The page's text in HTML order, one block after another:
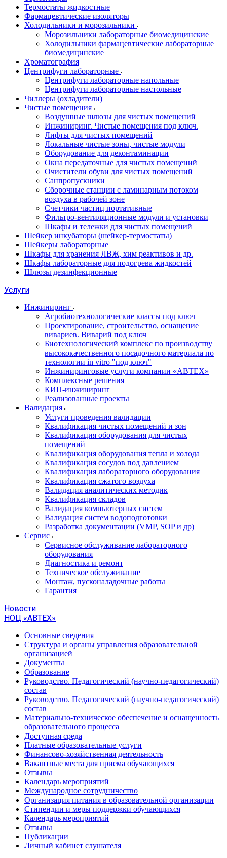
Термостаты жидкостные
Фармацевтические изоляторы
Холодильники и морозильники
Морозильники лабораторные биомедицинские
Холодильники фармацевтические лабораторные
биомедицинские
Хроматография
Центрифуги лабораторные
Центрифуги лабораторные напольные
Центрифуги лабораторные настольные
Чиллеры (охладители)
Чистые помещения
Воздушные шлюзы для чистых помещений
Инжиниринг. Чистые помещения под ключ.
Лифты для чистых помещений
Локальные чистые зоны, чистые модули
Оборудование для деконтаминации
Окна передаточные для чистых помещений
Очистители обуви для чистых помещений
Санпропускники
Сборочные станции с ламинарным потоком
воздуха в рабочей зоне
Счетчики частиц портативные
Фильтро-вентиляционные модули и установки
Шкафы и тележки для чистых помещений
Шейкер инкубаторы (шейкер-термостаты)
Шейкеры лабораторные
Шкафы для хранения ЛВЖ, хим реактивов и др.
Шкафы лабораторные для подогрева жидкостей
Шлюзы дезинфекционные
Услуги
Инжиниринг
Агробиотехнологические классы под ключ
Проектирование, строительство, оснащение
вивариев. Виварий под ключ
Биотехнологический комплекс по производству
высококачественного посадочного материала по
технологии in vitro "под ключ"
Инжиниринговые услуги компании «АВТЕХ»
Комплексные решения
КИП-инжиниринг
Реализованные проекты
Валидация
Услуги проведения валидации
Квалификация чистых помещений и зон
Квалификация оборудования для чистых
помещений
Квалификация оборудования тепла и холода
Квалификация сосудов под давлением
Квалификация лабораторного оборудования
Квалификация сжатого воздуха
Валидация аналитических методик
Квалификация складов
Валидация компьютерных систем
Валидация систем водоподготовки
Разработка документации (VMP, SOP и др)
Cервис
Сервисное обслуживание лабораторного
оборудования
Диагностика и ремонт
Техническое обслуживание
Монтаж, пусконаладочные работы
Гарантия
Новости
НОЦ «АВТЕХ»
Основные сведения
Структура и органы управления образовательной
организацией
Документы
Образование
Руководство. Педагогический (научно-педагогический)
состав
Руководство. Педагогический (научно-педагогический)
состав
Материально-техническое обеспечение и оснащенность
образовательного процесса
Доступная среда
Платные образовательные услуги
Финансово-хозяйственная деятельность
Вакантные места для приема обучающихся
Отзывы
Календарь мероприятий
Международное сотрудничество
Организация питания в образовательной организации
Стипендии и меры поддержки обучающихся
Календарь мероприятий
Отзывы
Публикации
Личный кабинет слушателя